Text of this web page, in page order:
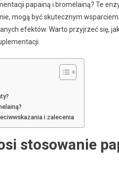
papainą i bromelainą? Te
mogą być skutecznym
efektów. Warto przyjrzeć się,
i zalecenia
stosowanie